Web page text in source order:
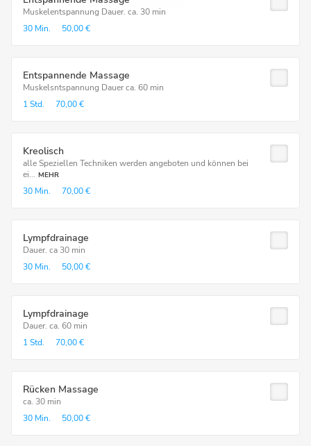
Muskelentspannung Dauer. ca. 30 min
30 Min.
50,00 €
Entspannende Massage
Muskelsntspannung Dauer ca. 60 min
1 Std.
70,00 €
Kreolisch
alle Speziellen Techniken werden angeboten und können bei
ei... MEHR
30 Min. 70,00 €
Lympfdrainage
Dauer. ca 30 min
30 Min.
50,00 €
Lympfdrainage
Dauer. ca. 60 min
1 Std.
70,00 €
Rücken Massage
ca. 30 min
30 Min.
50,00 €